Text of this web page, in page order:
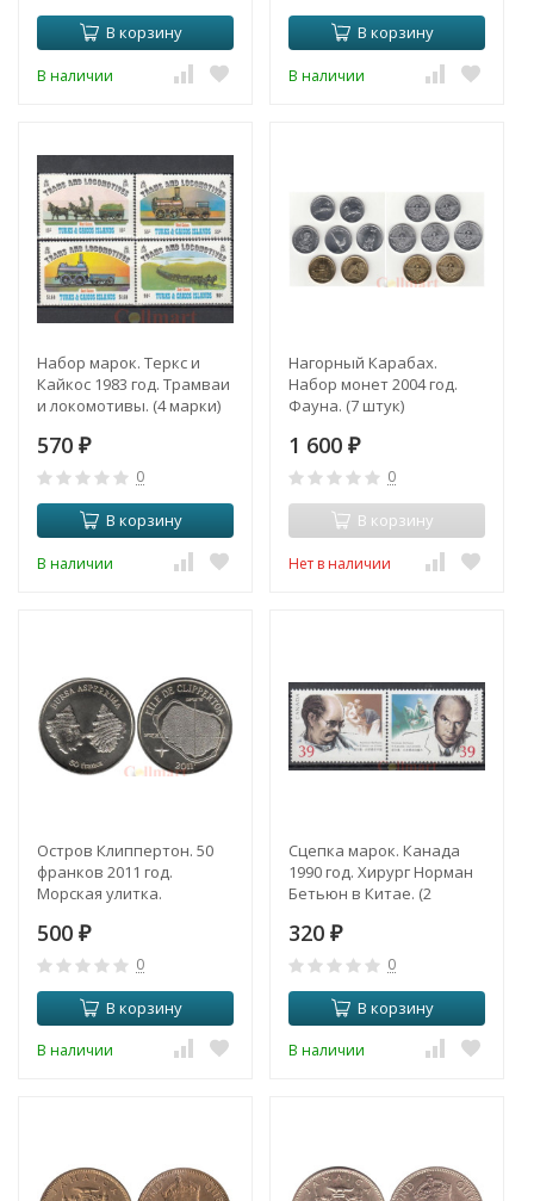
В корзину
В наличии
В корзину
В наличии
Набор марок. Теркс и
Кайкос 1983 год. Трамваи
и локомотивы. (4 марки)
570 ₽
0
В корзину
В наличии
Нагорный Карабах.
Набор монет 2004 год.
Фауна. (7 штук)
1 600 ₽
0
В корзину
Нет в наличии
Остров Клиппертон. 50
франков 2011 год.
Морская улитка.
500 ₽
0
В корзину
В наличии
Сцепка марок. Канада
1990 год. Хирург Норман
Бетьюн в Китае. (2
320 ₽
0
В корзину
В наличии